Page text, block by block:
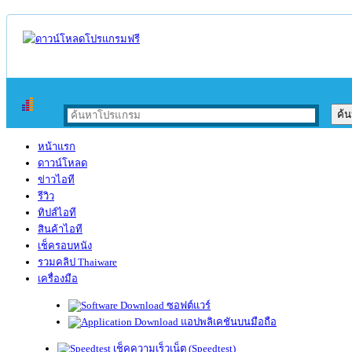
หน้าแรก
ดาวน์โหลด
ข่าวไอที
รีวิว
ทิปส์ไอที
สินค้าไอที
เช็ครอบหนัง
รวมคลิป Thaiware
เครื่องมือ
ซอฟต์แวร์
แอปพลิเคชันบนมือถือ
เช็คความเร็วเน็ต (Speedtest)